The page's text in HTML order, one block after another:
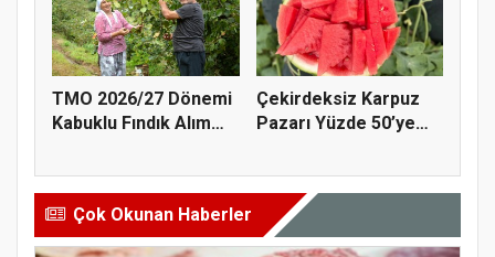
TMO 2026/27 Dönemi
Kabuklu Fındık Alım
Çekirdeksiz Karpuz
Pazarı Yüzde 50’ye
Çok Okunan Haberler